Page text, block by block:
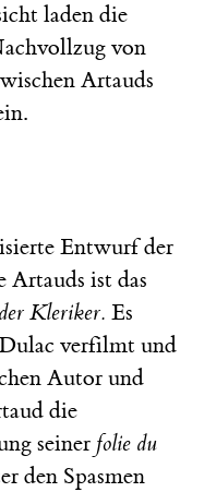
laden die
von
Artauds
Entwurf der
ist das
Kleriker. Es
verfilmt und
Autor und
die
seiner folie du
den Spasmen